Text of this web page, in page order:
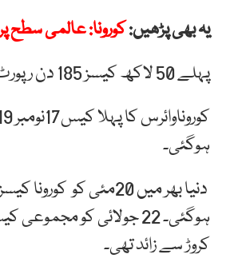
یہ بھی پڑھیں:کورونا: عالمی
پہلے 50 لاکھ کیسز 185 دن رپورٹ ہوئے جبکہ آخری 50 لاکھ کیسز صرف 18 دنوں میں سامنے آئے۔
کوروناوائرس کا پہلا کیس17نومبر 2019کو رپورٹ ہوا تھا اور
ہوگئی۔
دنیا بھر میں 20مئی کو کورونا کیسز کی تعداد 50 لاکھ ہوگئی جب کہ
ہوگئی۔22 جولائی کو مجموعی کیسز کی تعداد ڈیڑھ کروڑ ہوگئی۔
کروڑ سے زائد تھی۔